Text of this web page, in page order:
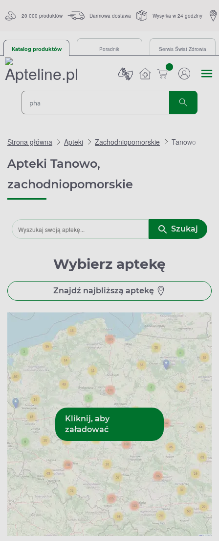
20 000 produktów Darmowa dostawa Wysyłka w 24 godziny
Katalog produktów Poradnik Serwis Świat Zdrowia
sztuk
Strona główna Apteki Zachodniopomorskie Tanowo
Apteki Tanowo,
zachodniopomorskie
Szukaj
Wybierz aptekę
Znajdź najbliższą aptekę